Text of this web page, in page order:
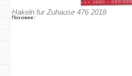
Hakeln fur Zuhause 476 2018
Похожее: